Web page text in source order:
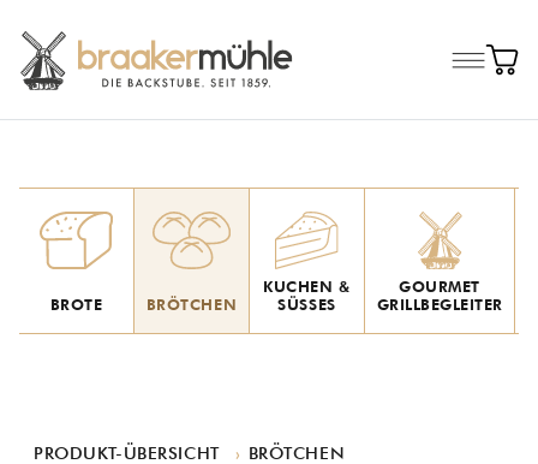
BROTE BRÖTCHEN
KUCHEN &
SÜSSES
GOURMET
GRILLBEGLEITER
PRODUKT-ÜBERSICHT
BRÖTCHEN